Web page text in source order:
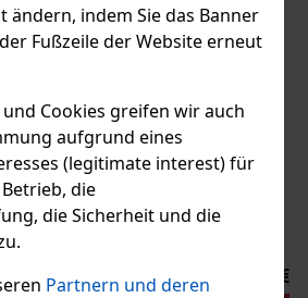
ändern, indem Sie das Banner
Fußzeile der Website erneut
Cookies greifen wir auch
aufgrund eines
(legitimate interest) für
die
die Sicherheit und die
Partnern und deren
Beithir´s Tale 46% 0,7 l
Tale ist die dritte und zugleich
der Kollektion Ardbeg Anthology,
Wesen aus lokalen
Whisky knüpft an die
189 €